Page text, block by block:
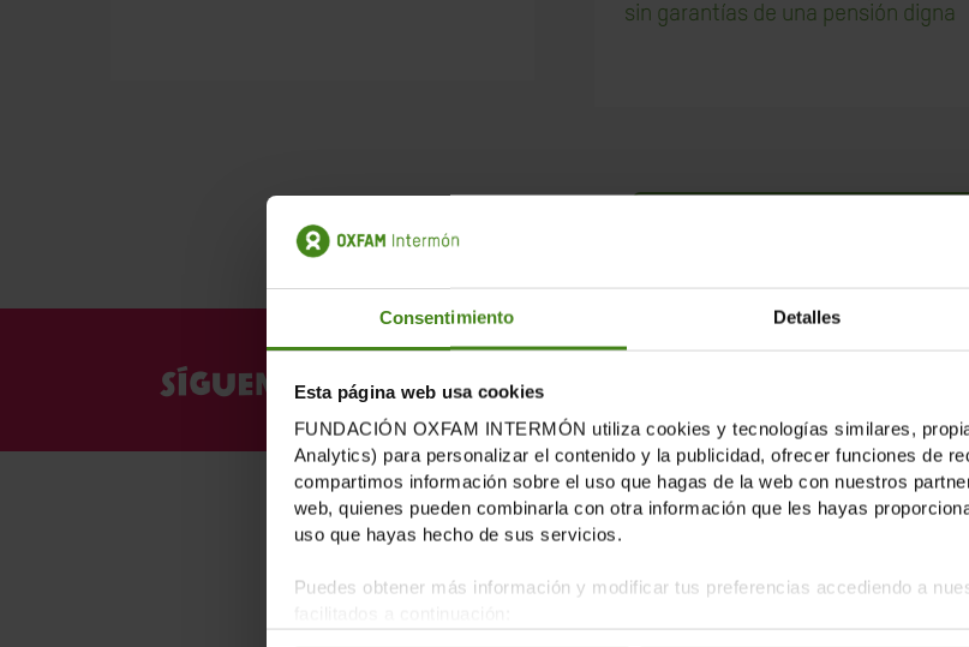
Consentimiento Detalles
Esta página web usa cookies
FUNDACIÓN OXFAM INTERMÓN utiliza cookies y tecnologías similares,
Analytics) para personalizar el contenido y la publicidad, ofrecer funciones de
compartimos información sobre el uso que hagas de la web con nuestros
web, quienes pueden combinarla con otra información que les hayas
uso que hayas hecho de sus servicios.
Puedes obtener más información y modificar tus preferencias accediendo a
sin garantías de una pensión digna
SÍGUENOS EN NUESTRAS REDES
Últimos informes